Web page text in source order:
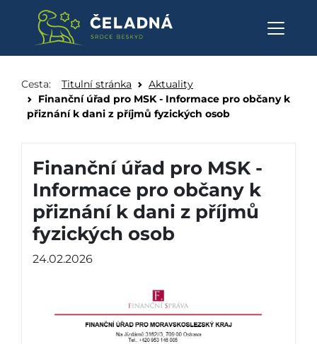
Cesta: Titulní stránka
Aktuality
Finanční úřad pro MSK - Informace pro občany k
přiznání k dani z příjmů fyzických osob
Finanční úřad pro MSK -
Informace pro občany k
přiznání k dani z příjmů
fyzických osob
24.02.2026